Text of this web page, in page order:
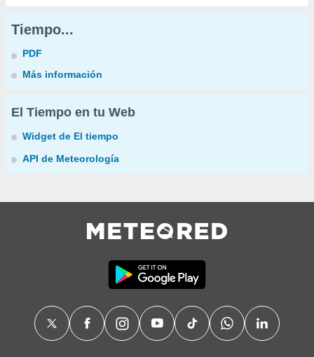
Tiempo...
PDF
Más información
El Tiempo en tu Web
Widget de El tiempo
API de Meteorología